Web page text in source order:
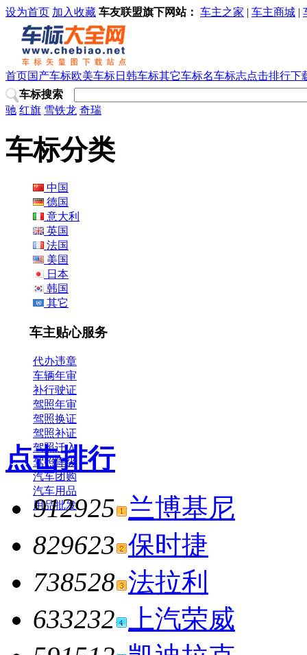
设为首页 加入收藏 车友联盟旗下网站： 车主之家 | 车主商城 |
首页国产车标欧美车标日韩车标其它车标名车标志点击排行下
车标搜索
驰 红旗 雪铁龙 奇瑞
车标分类
中国
德国
意大利
英国
法国
美国
日本
韩国
其它
车主贴心服务
代办违章
车辆年审
补行驶证
驾照年审
驾照换证
驾照补证
驾照迁入
驾照降级
汽车团购
汽车用品
用品批发
点击排行
912925 兰博基尼
829623 保时捷
738528 法拉利
633232
上汽荣威